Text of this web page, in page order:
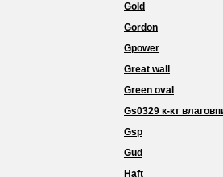
Gold
Gordon
Gpower
Great wall
Green oval
Gs0329 к-кт
Gsp
Gud
Haft